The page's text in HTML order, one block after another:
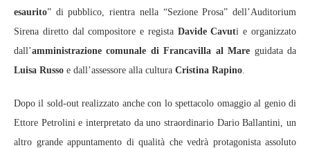
esaurito” di pubblico, rientra nella “Sezione Prosa” dell’Auditorium
Sirena diretto dal compositore e registaDavide Cavuti e organizzato
dall’amministrazione comunale di Francavilla al Mare guidata da
Luisa Russo e dall’assessore alla cultura Cristina Rapino
Dopo il sold-out realizzato anche con lo spettacolo omaggio al genio di
Ettore Petrolini e interpretato da uno straordinario Dario Ballantini, un
altro grande appuntamento di qualità che vedrà protagonista assoluto